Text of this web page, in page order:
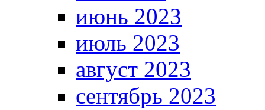
июнь 2023
июль 2023
август 2023
сентябрь 2023